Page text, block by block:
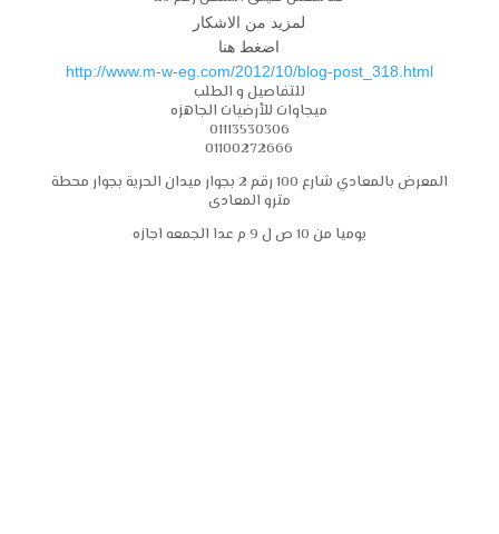
لمزيد من الاشكار
اضغط هنا
http://www.m-w-eg.com/2012/10/blog-post_318.html
للتفاصيل و الطلب
ميجاوات للأرضيات الجاهزه
01113530306
01100272666
المعرض بالمعادي شارع 100 رقم 2 بجوار ميدان الحرية بجوار محطة
مترو المعادى
يوميا من 10 ص ل 9 م عدا الجمعه اجازه